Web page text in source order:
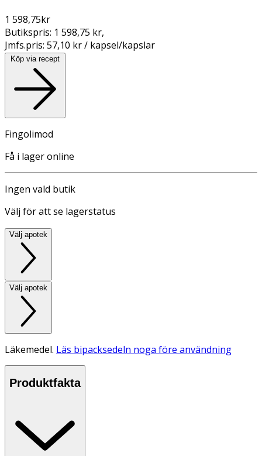
1 598,75kr
Butikspris: 1 598,75 kr,
Jmfs.pris: 57,10 kr / kapsel/kapslar
Köp via recept
Fingolimod
Få i lager online
Ingen vald butik
Välj för att se lagerstatus
Välj apotek
Välj apotek
Läkemedel. Läs bipacksedeln noga före användning
Produktfakta